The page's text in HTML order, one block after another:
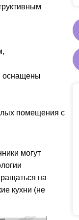
оснащены
помещения с
могут
на
кухни (не